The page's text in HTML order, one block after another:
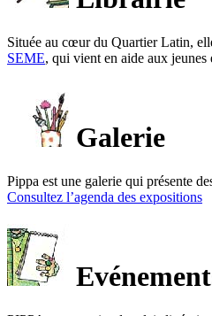
Située au cœur du Quartier Latin,
SEME, qui vient en aide aux
Galerie
Pippa est une galerie qui présente
Consultez l’agenda des expositions